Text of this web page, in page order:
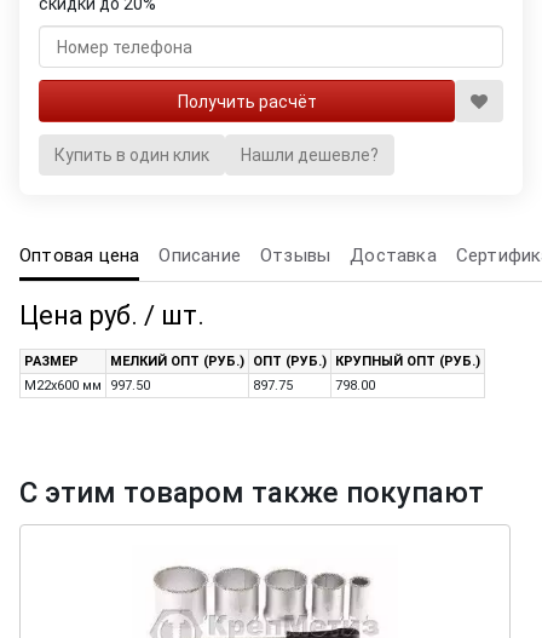
Купить в один клик Нашли дешевле?
Оптовая цена Описание Отзывы Доставка
Цена руб. / шт.
РАЗМЕР МЕЛКИЙ ОПТ (РУБ.) ОПТ (РУБ.)
КРУПНЫЙ ОПТ (РУБ.)
М22х600 мм
997.50 897.75 798.00
С этим товаром также покупают